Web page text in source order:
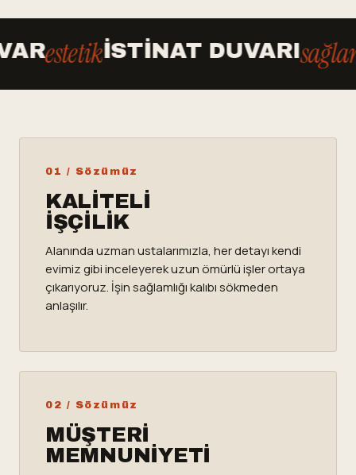
estetikİSTINAT DUVARIsağlam
01 / Sözümüz
KALITELI
İŞÇILIK
Alanında uzman ustalarımızla, her detayı kendi
evimiz gibi inceleyerek uzun ömürlü işler ortaya
çıkarıyoruz. İşin sağlamlığı kalıbı sökmeden
anlaşılır.
02 / Sözümüz
MÜŞTERI
MEMNUNIYETI